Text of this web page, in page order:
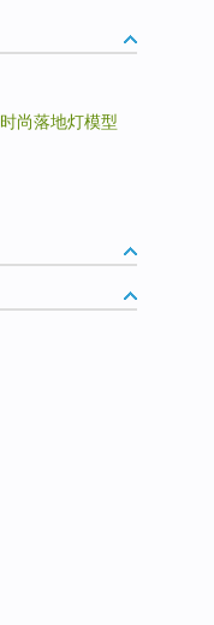
时尚落地灯模型